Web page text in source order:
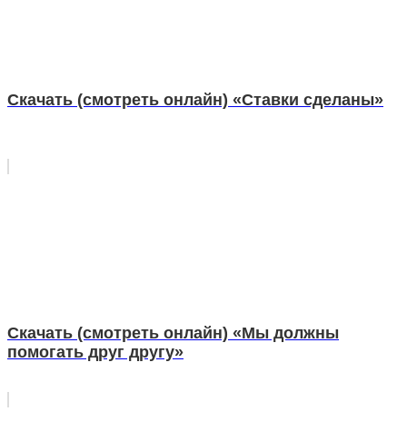
Скачать (смотреть онлайн) «Ставки сделаны»
Скачать (смотреть онлайн) «Мы должны
помогать друг другу»